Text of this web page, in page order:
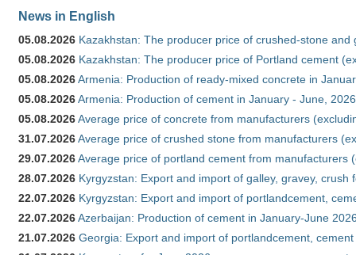
News in English
05.08.2026 Kazakhstan: The producer price of crushed-stone and
05.08.2026 Kazakhstan: The producer price of Portland cement
05.08.2026Armenia: Production of ready-mixed concrete in
05.08.2026Armenia: Production of cement in January - June, 2026
05.08.2026Average price of concrete from manufacturers
31.07.2026Average price of crushed stone from manufacturers
29.07.2026Average price of portland cement from manufacturers
28.07.2026 Kyrgyzstan: Export and import of galley, gravey,
22.07.2026 Kyrgyzstan: Export and import of portlandcement,
22.07.2026Azerbaijan: Production of cement in January-June
21.07.2026 Georgia: Export and import of portlandcement,